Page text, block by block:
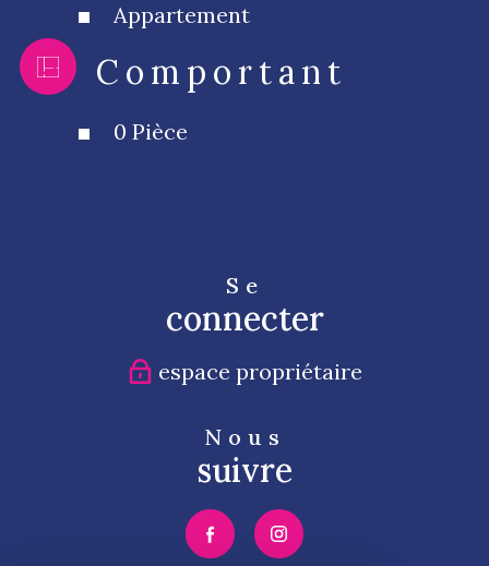
Appartement
Comportant
0 Pièce
Se
connecter
espace propriétaire
Nous
suivre